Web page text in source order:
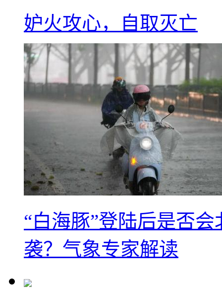
妒火攻心，自取灭亡
“白海豚”登陆后是否
袭？气象专家解读